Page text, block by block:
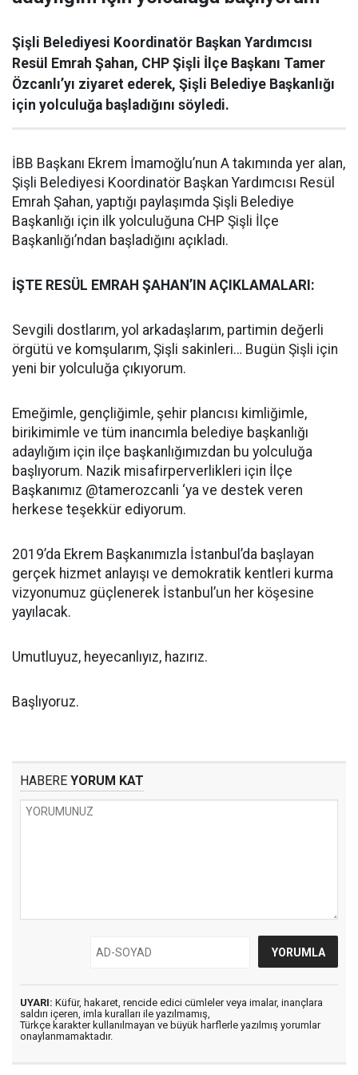
Şişli Belediyesi Koordinatör Başkan Yardımcısı
Resül Emrah Şahan, CHP Şişli İlçe Başkanı Tamer
Özcanlı’yı ziyaret ederek, Şişli Belediye Başkanlığı
için yolculuğa başladığını söyledi.
İBB Başkanı Ekrem İmamoğlu’nun A takımında yer alan,
Şişli Belediyesi Koordinatör Başkan Yardımcısı Resül
Emrah Şahan, yaptığı paylaşımda Şişli Belediye
Başkanlığı için ilk yolculuğuna CHP Şişli İlçe
Başkanlığı’ndan başladığını açıkladı.
İŞTE RESÜL EMRAH ŞAHAN’IN AÇIKLAMALARI:
Sevgili dostlarım, yol arkadaşlarım, partimin değerli
örgütü ve komşularım, Şişli sakinleri… Bugün Şişli için
yeni bir yolculuğa çıkıyorum.
Emeğimle, gençliğimle, şehir plancısı kimliğimle,
birikimimle ve tüm inancımla belediye başkanlığı
adaylığım için ilçe başkanlığımızdan bu yolculuğa
başlıyorum. Nazik misafirperverlikleri için İlçe
Başkanımız @tamerozcanli ‘ya ve destek veren
herkese teşekkür ediyorum.
2019’da Ekrem Başkanımızla İstanbul’da başlayan
gerçek hizmet anlayışı ve demokratik kentleri kurma
vizyonumuz güçlenerek İstanbul’un her köşesine
yayılacak.
Umutluyuz, heyecanlıyız, hazırız.
Başlıyoruz.
HABERE YORUM KAT
UYARI: Küfür, hakaret, rencide edici cümleler veya imalar, inançlara
saldırı içeren, imla kuralları ile yazılmamış,
Türkçe karakter kullanılmayan ve büyük harflerle yazılmış yorumlar
onaylanmamaktadır.